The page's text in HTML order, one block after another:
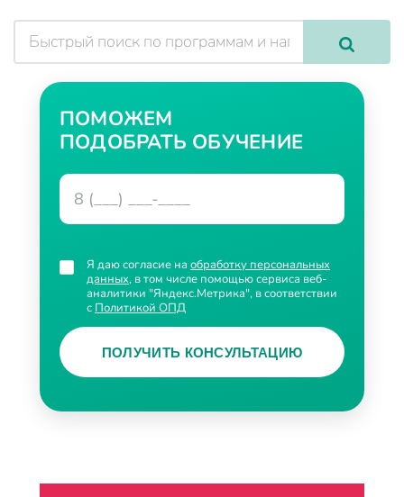
ПОМОЖЕМ
ПОДОБРАТЬ ОБУЧЕНИЕ
Я даю согласие на обработку персональных
данных, в том числе помощью сервиса веб-
аналитики "Яндекс.Метрика", в соответствии
с Политикой ОПД
ПОЛУЧИТЬ КОНСУЛЬТАЦИЮ